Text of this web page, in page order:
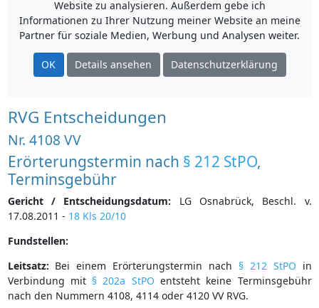
Website zu analysieren. Außerdem gebe ich
Informationen zu Ihrer Nutzung meiner Website an meine
Partner für soziale Medien, Werbung und Analysen weiter.
OK Details ansehen Datenschutzerklärung
RVG Entscheidungen
Nr. 4108 VV
Erörterungstermin nach § 212 StPO,
Terminsgebühr
Gericht / Entscheidungsdatum: LG Osnabrück, Beschl. v.
17.08.2011 - 18 Kls 20/10
Fundstellen:
Leitsatz: Bei einem Erörterungstermin nach § 212 StPO in
Verbindung mit § 202a StPO entsteht keine Terminsgebühr
nach den Nummern 4108, 4114 oder 4120 VV RVG.